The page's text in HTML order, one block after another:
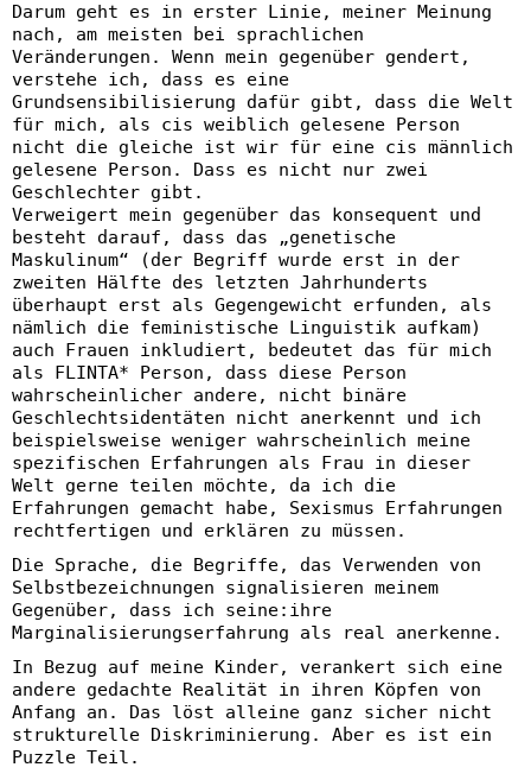
Darum geht es in erster Linie, meiner Meinung
nach, am meisten bei sprachlichen
Veränderungen. Wenn mein gegenüber gendert,
verstehe ich, dass es eine
Grundsensibilisierung dafür gibt, dass die Welt
für mich, als cis weiblich gelesene Person
nicht die gleiche ist wir für eine cis männlich
gelesene Person. Dass es nicht nur zwei
Geschlechter gibt.
Verweigert mein gegenüber das konsequent und
besteht darauf, dass das „genetische
Maskulinum“ (der Begriff wurde erst in der
zweiten Hälfte des letzten Jahrhunderts
überhaupt erst als Gegengewicht erfunden, als
nämlich die feministische Linguistik aufkam)
auch Frauen inkludiert, bedeutet das für mich
als FLINTA* Person, dass diese Person
wahrscheinlicher andere, nicht binäre
Geschlechtsidentäten nicht anerkennt und ich
beispielsweise weniger wahrscheinlich meine
spezifischen Erfahrungen als Frau in dieser
Welt gerne teilen möchte, da ich die
Erfahrungen gemacht habe, Sexismus Erfahrungen
rechtfertigen und erklären zu müssen.
Die Sprache, die Begriffe, das Verwenden von
Selbstbezeichnungen signalisieren meinem
Gegenüber, dass ich seine:ihre
Marginalisierungserfahrung als real anerkenne.
In Bezug auf meine Kinder, verankert sich eine
andere gedachte Realität in ihren Köpfen von
Anfang an. Das löst alleine ganz sicher nicht
strukturelle Diskriminierung. Aber es ist ein
Puzzle Teil.